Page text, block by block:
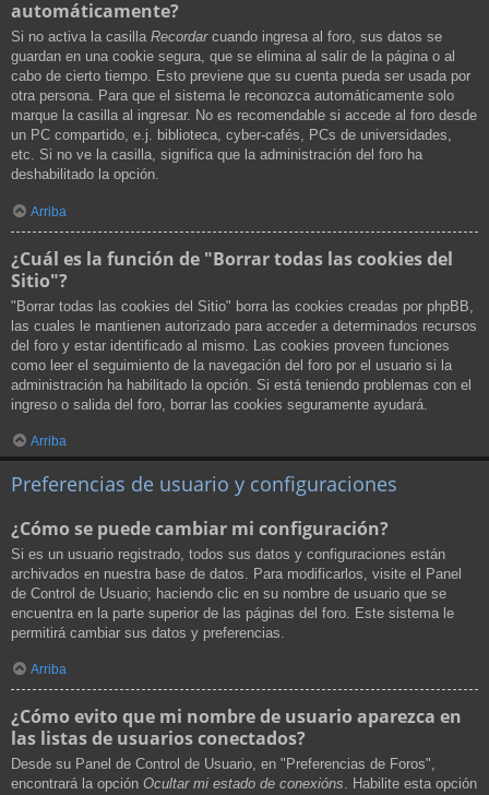
automáticamente?
Si no activa la casilla Recordarcuando ingresa al foro, sus datos se
guardan en una cookie segura, que se elimina al salir de la página o al
cabo de cierto tiempo. Esto previene que su cuenta pueda ser usada por
otra persona. Para que el sistema le reconozca automáticamente solo
marque la casilla al ingresar. No es recomendable si accede al foro desde
un PC compartido, e.j. biblioteca, cyber-cafés, PCs de universidades,
etc. Si no ve la casilla, significa que la administración del foro ha
deshabilitado la opción.
Arriba
¿Cuál es la función de "Borrar todas las cookies del
Sitio"?
"Borrar todas las cookies del Sitio" borra las cookies creadas por phpBB,
las cuales le mantienen autorizado para acceder a determinados recursos
del foro y estar identificado al mismo. Las cookies proveen funciones
como leer el seguimiento de la navegación del foro por el usuario si la
administración ha habilitado la opción. Si está teniendo problemas con el
ingreso o salida del foro, borrar las cookies seguramente ayudará.
Arriba
Preferencias de usuario y configuraciones
¿Cómo se puede cambiar mi configuración?
Si es un usuario registrado, todos sus datos y configuraciones están
archivados en nuestra base de datos. Para modificarlos, visite el Panel
de Control de Usuario; haciendo clic en su nombre de usuario que se
encuentra en la parte superior de las páginas del foro. Este sistema le
permitirá cambiar sus datos y preferencias.
Arriba
¿Cómo evito que mi nombre de usuario aparezca en
las listas de usuarios conectados?
Desde su Panel de Control de Usuario, en "Preferencias de Foros",
encontrará la opción Ocultar mi estado de conexións. Habilite esta opción